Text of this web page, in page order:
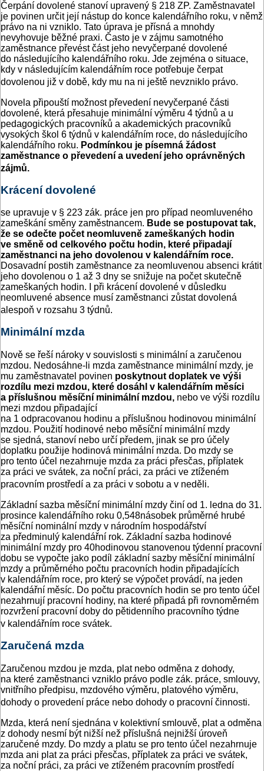
Čerpání dovolené stanoví upravený § 218 ZP. Zaměstnavatel
je povinen určit její nástup do konce kalendářního roku, v němž
právo na ni vzniklo. Tato úprava je přísná a mnohdy
nevyhovuje běžné praxi. Často je v zájmu samotného
zaměstnance převést část jeho nevyčerpané dovolené
do následujícího kalendářního roku. Jde zejména o situace,
kdy v následujícím kalendářním roce potřebuje čerpat
dovolenou již v době, kdy mu na ni ještě nevzniklo právo.
Novela připouští možnost převedení nevyčerpané části
dovolené, která přesahuje minimální výměru 4 týdnů a u
pedagogických pracovníků a akademických pracovníků
vysokých škol 6 týdnů v kalendářním roce, do následujícího
kalendářního roku. Podmínkou je písemná žádost
zaměstnance o převedení a uvedení jeho oprávněných
zájmů.
Krácení dovolené
se upravuje v § 223 zák. práce jen pro případ neomluveného
zameškání směny zaměstnancem. Bude se postupovat tak,
že se odečte počet neomluveně zameškaných hodin
ve směně od celkového počtu hodin, které připadají
zaměstnanci na jeho dovolenou v kalendářním roce.
Dosavadní postih zaměstnance za neomluvenou absenci krátit
jeho dovolenou o 1 až 3 dny se snižuje na počet skutečně
zameškaných hodin. I při krácení dovolené v důsledku
neomluvené absence musí zaměstnanci zůstat dovolená
alespoň v rozsahu 3 týdnů.
Minimální mzda
Nově se řeší nároky v souvislosti s minimální a zaručenou
mzdou. Nedosáhne-li mzda zaměstnance minimální mzdy, je
mu zaměstnavatel povinen poskytnout doplatek ve výši
rozdílu mezi mzdou, které dosáhl v kalendářním měsíci
a příslušnou měsíční minimální mzdou, nebo ve výši rozdílu
mezi mzdou připadající
na 1 odpracovanou hodinu a příslušnou hodinovou minimální
mzdou. Použití hodinové nebo měsíční minimální mzdy
se sjedná, stanoví nebo určí předem, jinak se pro účely
doplatku použije hodinová minimální mzda. Do mzdy se
pro tento účel nezahrnuje mzda za práci přesčas, příplatek
za práci ve svátek, za noční práci, za práci ve ztíženém
pracovním prostředí a za práci v sobotu a v neděli.
Základní sazba měsíční minimální mzdy činí od 1. ledna do 31.
prosince kalendářního roku 0,548násobek průměrné hrubé
měsíční nominální mzdy v národním hospodářství
za předminulý kalendářní rok. Základní sazba hodinové
minimální mzdy pro 40hodinovou stanovenou týdenní pracovní
dobu se vypočte jako podíl základní sazby měsíční minimální
mzdy a průměrného počtu pracovních hodin připadajících
v kalendářním roce, pro který se výpočet provádí, na jeden
kalendářní měsíc. Do počtu pracovních hodin se pro tento účel
nezahrnují pracovní hodiny, na které připadá při rovnoměrném
rozvržení pracovní doby do pětidenního pracovního týdne
v kalendářním roce svátek.
Zaručená mzda
Zaručenou mzdou je mzda, plat nebo odměna z dohody,
na které zaměstnanci vzniklo právo podle zák. práce, smlouvy,
vnitřního předpisu, mzdového výměru, platového výměru,
dohody o provedení práce nebo dohody o pracovní činnosti.
Mzda, která není sjednána v kolektivní smlouvě, plat a odměna
z dohody nesmí být nižší než příslušná nejnižší úroveň
zaručené mzdy. Do mzdy a platu se pro tento účel nezahrnuje
mzda ani plat za práci přesčas, příplatek za práci ve svátek,
za noční práci, za práci ve ztíženém pracovním prostředí